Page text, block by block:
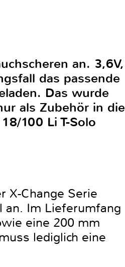
an. 3,6V,
das passende
Das wurde
als Zubehör in die
100 Li T-Solo
X-Change Serie
an. Im Lieferumfang
eine 200 mm
lediglich eine